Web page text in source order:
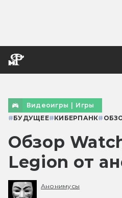
Видеоигры | Игры
#БУДУЩЕЕ#КИБЕРПАНК#
Обзор
Legion от
Анонимусы